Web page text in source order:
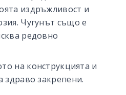
издръжливост и
Чугунът също е
редовно
на конструкцията и
здраво закрепени.